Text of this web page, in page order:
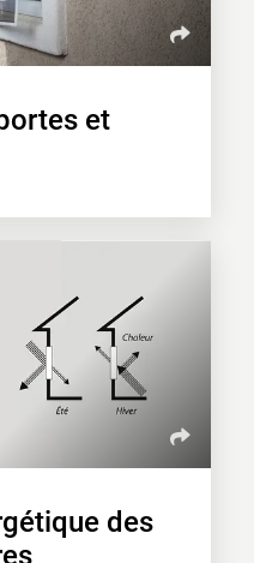
et
des